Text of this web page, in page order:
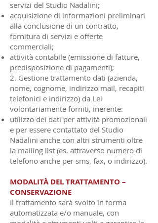
servizi del Studio Nadalini;
acquisizione di informazioni preliminari
alla conclusione di un contratto,
fornitura di servizi e offerte
commerciali;
attività contabile (emissione di fatture,
predisposizione di pagamenti);
2. Gestione trattamento dati (azienda,
nome, cognome, indirizzo mail, recapiti
telefonici e indirizzo) da Lei
volontariamente forniti, inerente:
utilizzo dei dati per attività promozionali
e per essere contattato del Studio
Nadalini anche con altri strumenti oltre
la mailing list (es. attraverso numero di
telefono anche per sms, fax, o indirizzo).
MODALITÀ DEL TRATTAMENTO –
CONSERVAZIONE
Il trattamento sarà svolto in forma
automatizzata e/o manuale, con